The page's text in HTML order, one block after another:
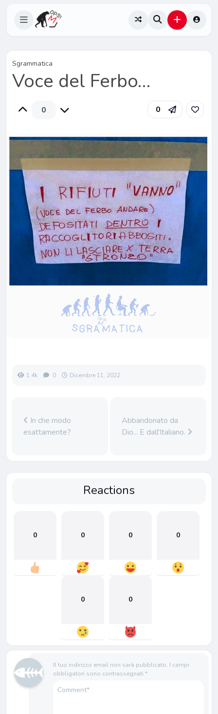
Sgrammatica
Voce del Ferbo…
0 0
1.4k 0 Dicembre 11, 2022
In che modo
esattamente?
Abbandonato da
Dio... E dall'Italiano.
Reactions
0 0 0 0
0 0
Il tuo indirizzo email non sarà pubblicato. I campi
obbligatori sono contrassegnati *